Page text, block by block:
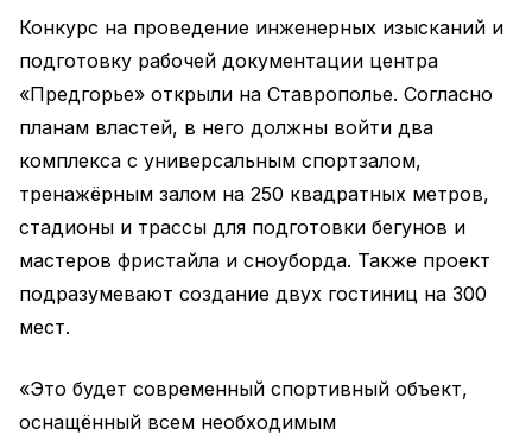
Конкурс на проведение инженерных изысканий и
подготовку рабочей документации центра
«Предгорье» открыли на Ставрополье. Согласно
планам властей, в него должны войти два
комплекса с универсальным спортзалом,
тренажёрным залом на 250 квадратных метров,
стадионы и трассы для подготовки бегунов и
мастеров фристайла и сноуборда. Также проект
подразумевают создание двух гостиниц на 300
мест.
«Это будет современный спортивный объект,
оснащённый всем необходимым